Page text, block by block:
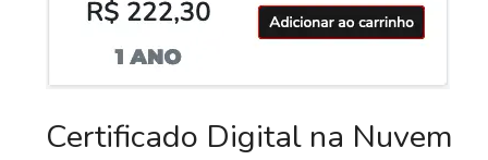
Certificado Digital na Nuvem